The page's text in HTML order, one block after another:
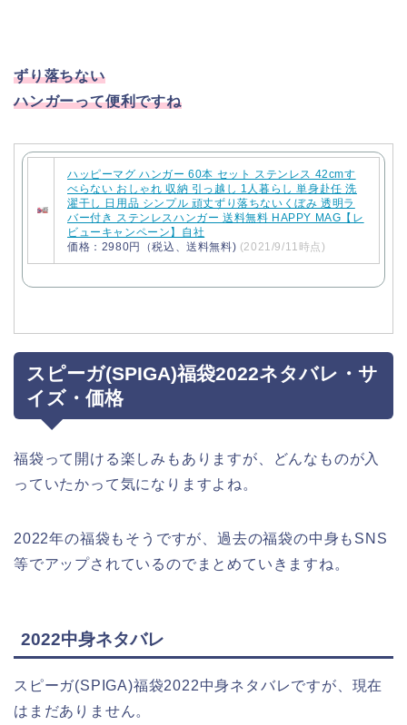
ずり落ちない
ハンガーって便利ですね
ハッピーマグ ハンガー 60本 セット ステンレス 42cmす
べらない おしゃれ 収納 引っ越し 1人暮らし 単身赴任 洗
濯干し 日用品 シンプル 頑丈ずり落ちないくぼみ 透明ラ
バー付き ステンレスハンガー 送料無料 HAPPY MAG【レ
ビューキャンペーン】自社
価格：2980円（税込、送料無料) (2021/9/11時点)
スピーガ(SPIGA)福袋2022ネタバレ・サ
イズ・価格
福袋って開ける楽しみもありますが、どんなものが入
っていたかって気になりますよね。
2022年の福袋もそうですが、過去の福袋の中身もSNS
等でアップされているのでまとめていきますね。
2022中身ネタバレ
スピーガ(SPIGA)福袋2022中身ネタバレですが、現在
はまだありません。